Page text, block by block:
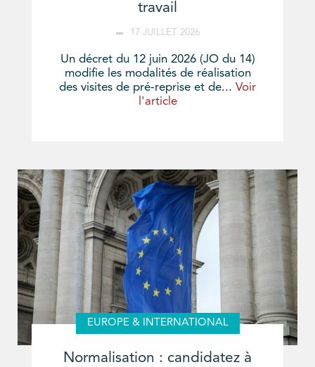
travail
17 JUILLET 2026
Un décret du 12 juin 2026 (JO du 14)
modifie les modalités de réalisation
des visites de pré-reprise et de... Voir
l'article
EUROPE & INTERNATIONAL
Normalisation : candidatez à